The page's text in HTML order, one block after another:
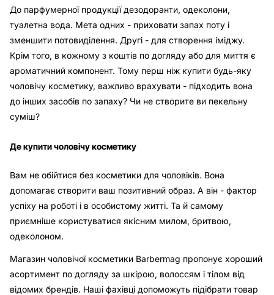
До парфумерної продукції дезодоранти, одеколони,
туалетна вода. Мета одних - приховати запах поту і
зменшити потовиділення. Другі - для створення іміджу.
Крім того, в кожному з коштів по догляду або для миття є
ароматичний компонент. Тому перш ніж купити будь-яку
чоловічу косметику, важливо врахувати - підходить вона
до інших засобів по запаху? Чи не створите ви пекельну
суміш?
Де купити чоловічу косметику
Вам не обійтися без косметики для чоловіків. Вона
допомагає створити ваш позитивний образ. А він - фактор
успіху на роботі і в особистому житті. Та й самому
приємніше користуватися якісним милом, бритвою,
одеколоном.
Магазин чоловічої косметики Barbermag пропонує хороший
асортимент по догляду за шкірою, волоссям і тілом від
відомих брендів. Наші фахівці допоможуть підібрати товар